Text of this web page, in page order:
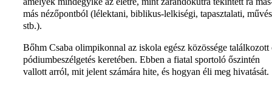
más nézőpontból (lélektani, biblikus-lelkiségi, tapasztalati,
stb.).
Bőhm Csaba olimpikonnal az iskola egész közössége találkozott
pódiumbeszélgetés keretében. Ebben a fiatal sportoló őszintén
vallott arról, mit jelent számára hite, és hogyan éli meg hivatását.